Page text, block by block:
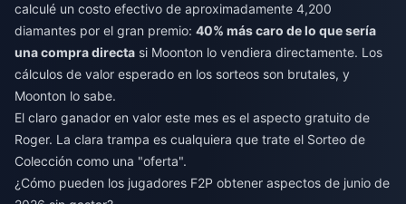
calculé un costo efectivo de aproximadamente 4,200
diamantes por el gran premio: 40% más caro de lo que sería
una compra directa si Moonton lo vendiera directamente. Los
cálculos de valor esperado en los sorteos son brutales, y
Moonton lo sabe.
El claro ganador en valor este mes es el aspecto gratuito de
Roger. La clara trampa es cualquiera que trate el Sorteo de
Colección como una "oferta".
¿Cómo pueden los jugadores F2P obtener aspectos de junio de